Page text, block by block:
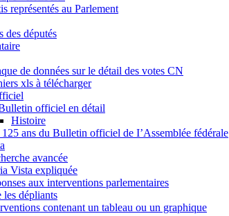
représentés au Parlement
des députés
de données sur le détail des votes CN
xls à télécharger
officiel en détail
Histoire
ans du Bulletin officiel de I’Assemblée fédérale
avancée
Vista expliquée
aux interventions parlementaires
les dépliants
contenant un tableau ou un graphique